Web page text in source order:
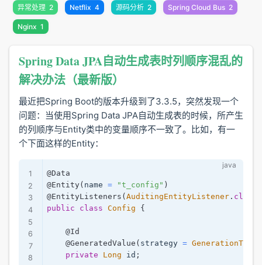
异常处理 2 Netflix 4 源码分析 2 Spring Cloud Bus 2
Nginx 1
Spring Data JPA自动生成表时列顺序混乱的
解决办法（最新版）
最近把Spring Boot的版本升级到了3.3.5，突然发现一个
问题：当使用Spring Data JPA自动生成表的时候，所产生
的列顺序与Entity类中的变量顺序不一致了。比如，有一
个下面这样的Entity：
@Data
@Entity( name = "t_config" )
@EntityListeners ( AuditingEntityListener . class
public
class Config {
@Id
@GeneratedValue ( strategy = GenerationType
private
Long id ;